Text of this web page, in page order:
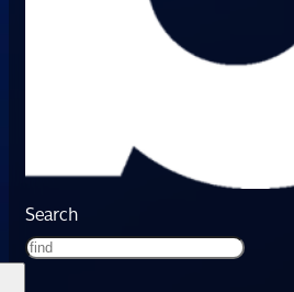
Search